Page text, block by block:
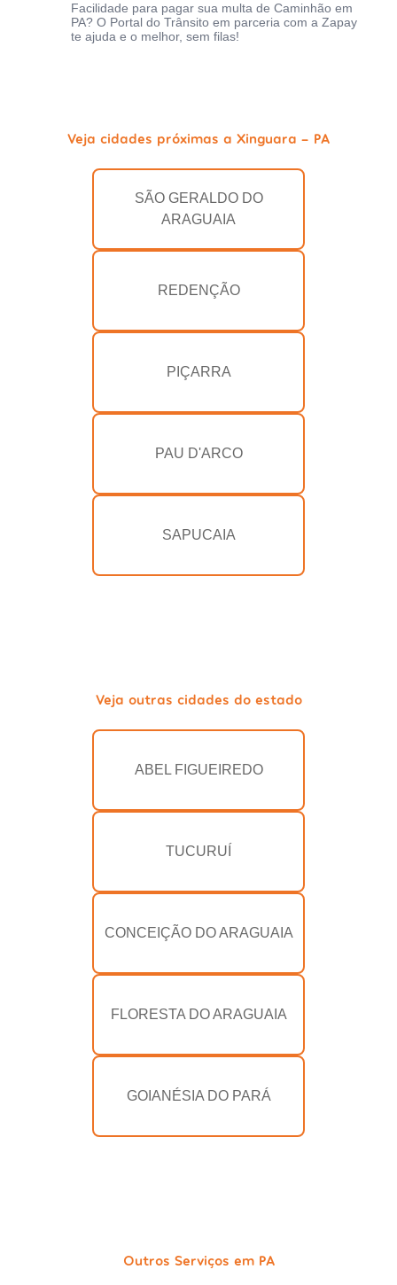
Facilidade para pagar sua multa de Caminhão em
PA? O Portal do Trânsito em parceria com a Zapay
te ajuda e o melhor, sem filas!
Veja cidades próximas a Xinguara - PA
SÃO GERALDO DO
ARAGUAIA
REDENÇÃO
PIÇARRA
PAU D'ARCO
SAPUCAIA
Veja outras cidades do estado
ABEL FIGUEIREDO
TUCURUÍ
CONCEIÇÃO DO ARAGUAIA
FLORESTA DO ARAGUAIA
GOIANÉSIA DO PARÁ
Outros Serviços em PA